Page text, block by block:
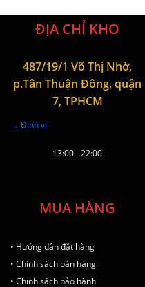
ĐỊA CHỈ KHO
487/19/1 Võ Thị Nhờ,
p.Tân Thuận Đông, quận
7, TPHCM
→ Định vị
13:00 - 22:00
MUA HÀNG
• Hướng dẫn đặt hàng
• Chính sách bán hàng
• Chính sách bảo hành